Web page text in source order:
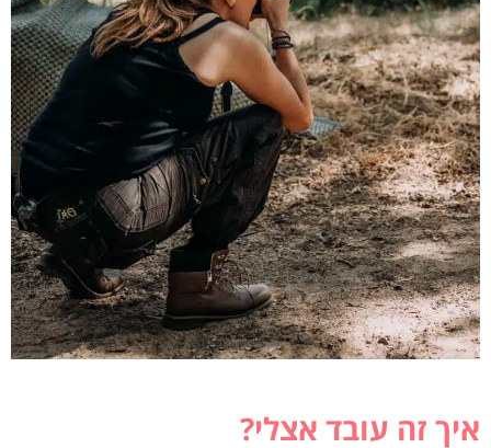
איך זה עובד אצלי?